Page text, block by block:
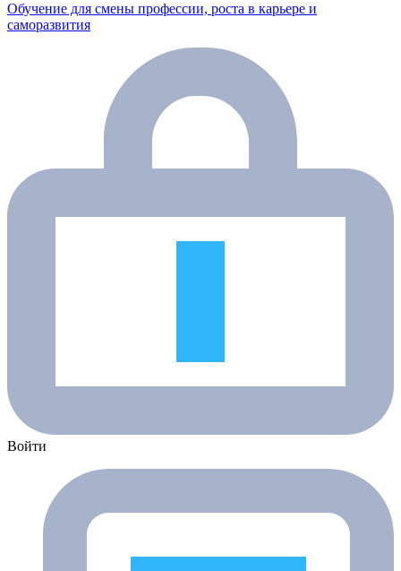
Обучение для смены профессии, роста в карьере и
саморазвития
Войти